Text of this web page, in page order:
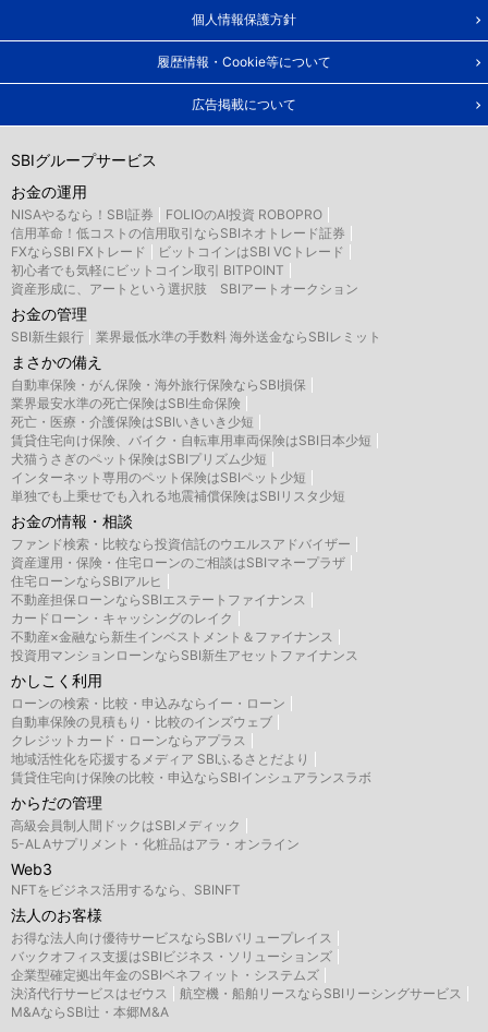
個人情報保護方針
履歴情報・Cookie等について
広告掲載について
SBIグループサービス
お金の運用
NISAやるなら！SBI証券
FOLIOのAI投資 ROBOPRO
信用革命！低コストの信用取引ならSBIネオトレード証券
FXならSBI FXトレード
ビットコインはSBI VCトレード
初心者でも気軽にビットコイン取引 BITPOINT
資産形成に、アートという選択肢 SBIアートオークション
お金の管理
SBI新生銀行 業界最低水準の手数料 海外送金ならSBIレミット
まさかの備え
自動車保険・がん保険・海外旅行保険ならSBI損保
業界最安水準の死亡保険はSBI生命保険
死亡・医療・介護保険はSBIいきいき少短
賃貸住宅向け保険、バイク・自転車用車両保険はSBI日本少短
犬猫うさぎのペット保険はSBIプリズム少短
インターネット専用のペット保険はSBIペット少短
単独でも上乗せでも入れる地震補償保険はSBIリスタ少短
お金の情報・相談
ファンド検索・比較なら投資信託のウエルスアドバイザー
資産運用・保険・住宅ローンのご相談はSBIマネープラザ
住宅ローンならSBIアルヒ
不動産担保ローンならSBIエステートファイナンス
カードローン・キャッシングのレイク
不動産×金融なら新生インベストメント＆ファイナンス
投資用マンションローンならSBI新生アセットファイナンス
かしこく利用
ローンの検索・比較・申込みならイー・ローン
自動車保険の見積もり・比較のインズウェブ
クレジットカード・ローンならアプラス
地域活性化を応援するメディア SBIふるさとだより
賃貸住宅向け保険の比較・申込ならSBIインシュアランスラボ
からだの管理
高級会員制人間ドックはSBIメディック
5-ALAサプリメント・化粧品はアラ・オンライン
Web3
NFTをビジネス活用するなら、SBINFT
法人のお客様
お得な法人向け優待サービスならSBIバリュープレイス
バックオフィス支援はSBIビジネス・ソリューションズ
企業型確定拠出年金のSBIベネフィット・システムズ
決済代行サービスはゼウス
航空機・船舶リースならSBIリーシングサービス
M&AならSBI辻・本郷M&A